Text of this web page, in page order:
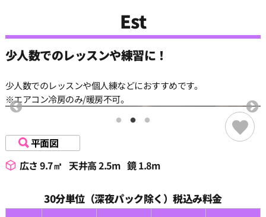
Est
少人数でのレッスンや練習に！
少人数でのレッスンや個人練などにおすすめです。
※エアコン冷房のみ/暖房不可。
平面図
広さ 9.7㎡ 天井高 2.5m 鏡 1.8m
30分単位（深夜パック除く）税込み料金